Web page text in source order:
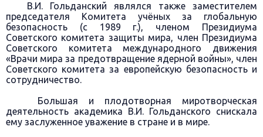
В.И. Гольданский являлся также заместителем
председателя Комитета учёных за глобальную
безопасность (с 1989 г.), членом Президиума
Советского комитета защиты мира, член Президиума
Советского комитета международного движения
«Врачи мира за предотвращение ядерной войны», член
Советского комитета за европейскую безопасность и
сотрудничество.
Большая и плодотворная миротворческая
деятельность академика В.И. Гольданского снискала
ему заслуженное уважение в стране и в мире.